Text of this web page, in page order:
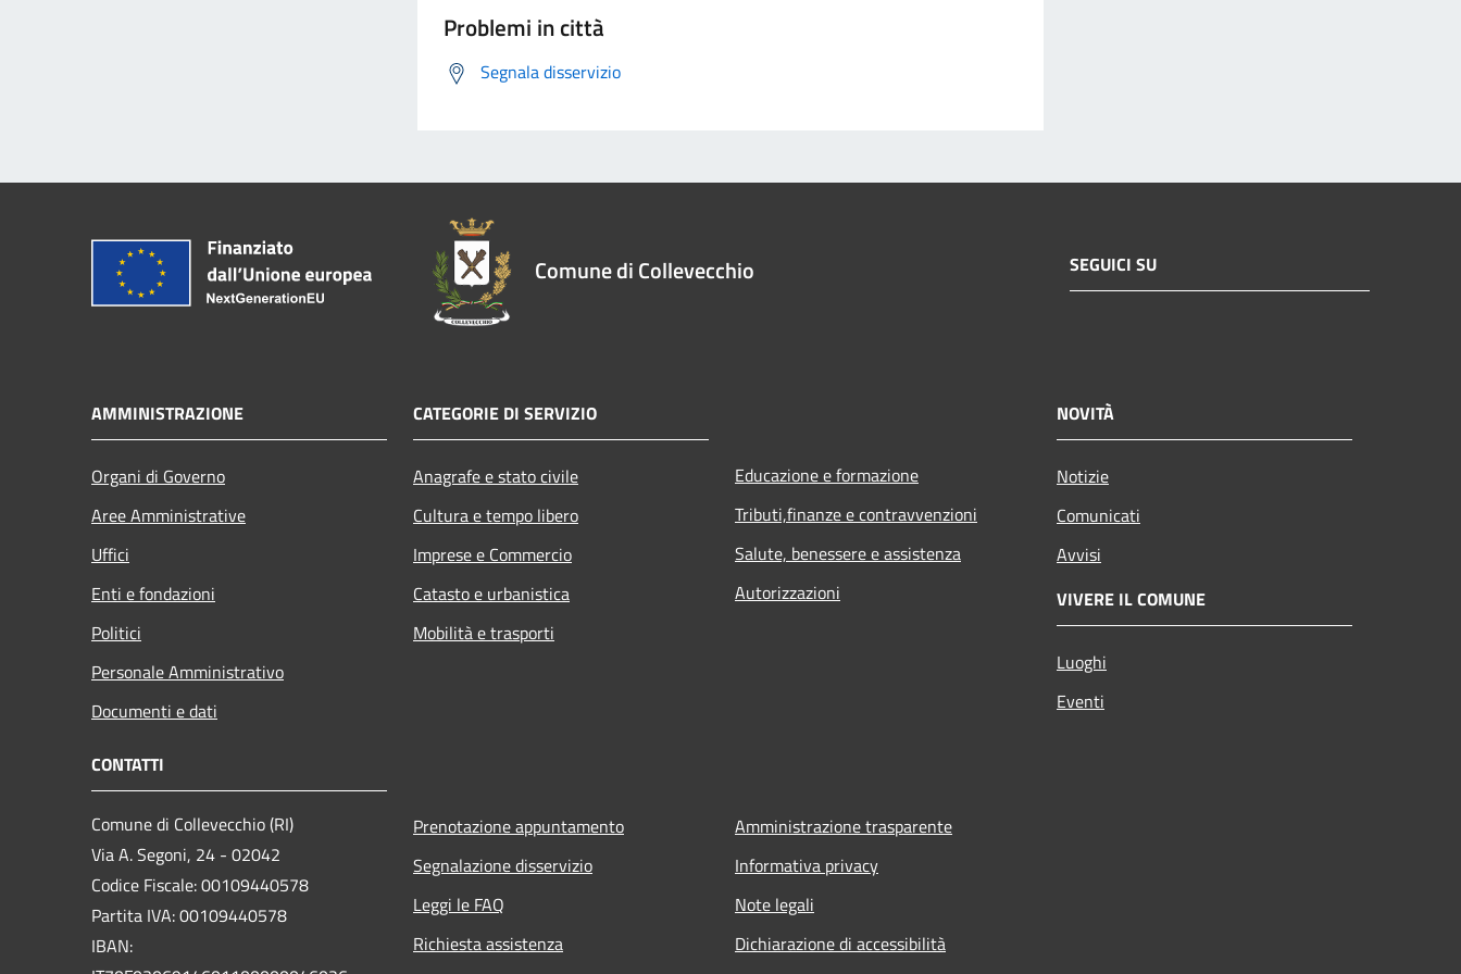
Problemi in città
Segnala disservizio
Comune di Collevecchio SEGUICI SU
AMMINISTRAZIONE
Organi di Governo
Aree Amministrative
Uffici
Enti e fondazioni
Politici
Personale Amministrativo
Documenti e dati
CATEGORIE DI SERVIZIO
Anagrafe e stato civile
Cultura e tempo libero
Imprese e Commercio
Catasto e urbanistica
Mobilità e trasporti
Educazione e formazione
Tributi,finanze e contravvenzioni
Salute, benessere e assistenza
Autorizzazioni
NOVITÀ
Notizie
Comunicati
Avvisi
VIVERE IL COMUNE
Luoghi
Eventi
CONTATTI
Comune di Collevecchio (RI)
Via A. Segoni, 24 - 02042
Codice Fiscale: 00109440578
Partita IVA: 00109440578
IBAN:
Prenotazione appuntamento
Segnalazione disservizio
Leggi le FAQ
Richiesta assistenza
Amministrazione trasparente
Informativa privacy
Note legali
Dichiarazione di accessibilità